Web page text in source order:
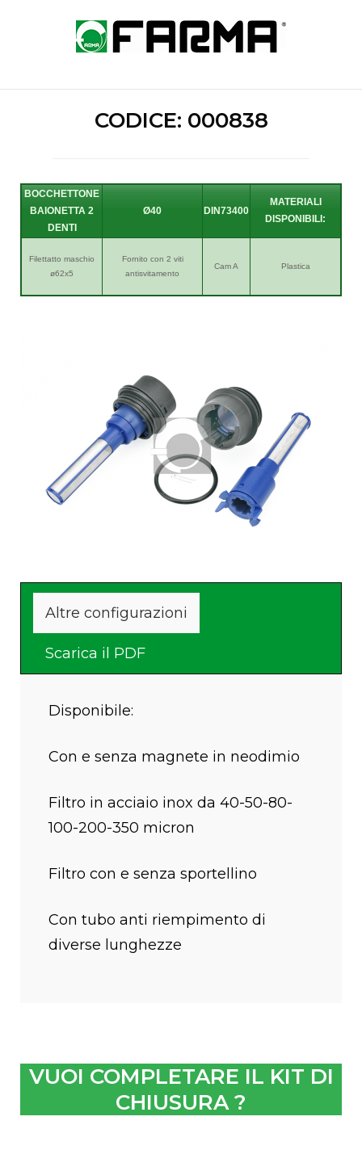
Home
CODICE: 000838
BOCCHETTONE
Filettatto maschio
ø62x5
Fornito con 2 viti
antisvitamento
Altre configurazioni
Scarica il PDF
Disponibile:
Con e senza magnete in neodimio
Filtro in acciaio inox da 40-50-80-
100-200-350 micron
Filtro con e senza sportellino
Con tubo anti riempimento di
diverse lunghezze
VUOI COMPLETARE IL KIT DI
CHIUSURA ?